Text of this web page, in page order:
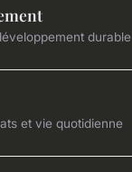
durable
et vie quotidienne